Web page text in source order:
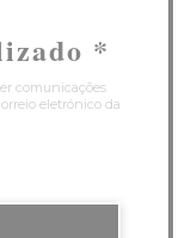
*
comunicações
eletrónico da